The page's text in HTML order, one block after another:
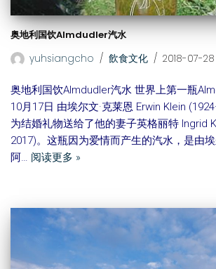
奥地利国饮Almdudler汽水
yuhsiangcho
飲食文化 2018-07-28
奥地利国饮Almdudler汽水 世界上第一瓶
10月17日 由埃尔文·克莱恩 Erwin Klein
为结婚礼物送给了他的妻子英格丽特 Ingrid
2017)。这瓶因为爱情而产生的汽水，是由
阿… 阅读更多 »